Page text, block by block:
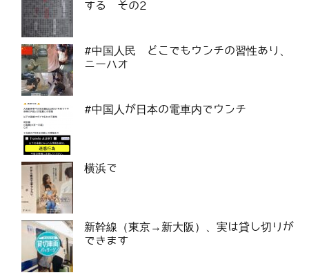
する その2
#中国人民 どこでもウンチの習性あり、
ニーハオ
#中国人が日本の電車内でウンチ
横浜で
新幹線（東京→新大阪）、実は貸し切りが
できます